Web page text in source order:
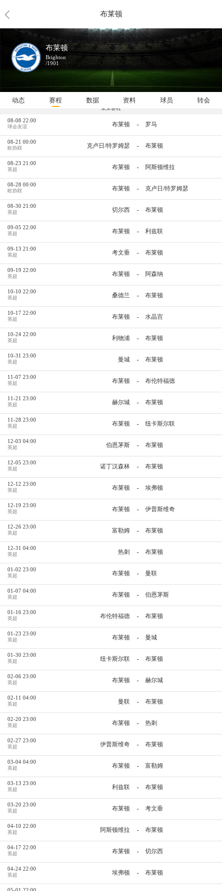
布莱顿
布莱顿
Brighton
/1901
动态 赛程 数据 资料 球员 转会
未来赛程
08-08 22:00
球会友谊 布莱顿 - 罗马
08-21 00:00
欧协联 克卢日/特罗姆瑟 - 布莱顿
08-23 21:00
英超 布莱顿 - 阿斯顿维拉
08-28 00:00
欧协联 布莱顿 - 克卢日/特罗姆瑟
08-30 21:00
英超 切尔西 - 布莱顿
09-05 22:00
英超 布莱顿 - 利兹联
09-13 21:00
英超 考文垂 - 布莱顿
09-19 22:00
英超 布莱顿 - 阿森纳
10-10 22:00
英超 桑德兰 - 布莱顿
10-17 22:00
英超 布莱顿 - 水晶宫
10-24 22:00
英超 利物浦 - 布莱顿
10-31 23:00
英超 曼城 - 布莱顿
11-07 23:00
英超 布莱顿 - 布伦特福德
11-21 23:00
英超 赫尔城 - 布莱顿
11-28 23:00
英超 布莱顿 - 纽卡斯尔联
12-03 04:00
英超 伯恩茅斯 - 布莱顿
12-05 23:00
英超 诺丁汉森林 - 布莱顿
12-12 23:00
英超 布莱顿 - 埃弗顿
12-19 23:00
英超 布莱顿 - 伊普斯维奇
12-26 23:00
英超 富勒姆 - 布莱顿
12-31 04:00
英超 热刺 - 布莱顿
01-02 23:00
英超 布莱顿 - 曼联
01-07 04:00
英超 布莱顿 - 伯恩茅斯
01-16 23:00
英超 布伦特福德 - 布莱顿
01-23 23:00
英超 布莱顿 - 曼城
01-30 23:00
英超 纽卡斯尔联 - 布莱顿
02-06 23:00
英超 布莱顿 - 赫尔城
02-11 04:00
英超 曼联 - 布莱顿
02-20 23:00
英超 布莱顿 - 热刺
02-27 23:00
英超 伊普斯维奇 - 布莱顿
03-04 04:00
英超 布莱顿 - 富勒姆
03-13 23:00
英超 利兹联 - 布莱顿
03-20 23:00
英超 布莱顿 - 考文垂
04-10 22:00
英超 阿斯顿维拉 - 布莱顿
04-17 22:00
英超 布莱顿 - 切尔西
04-24 22:00
英超 埃弗顿 - 布莱顿